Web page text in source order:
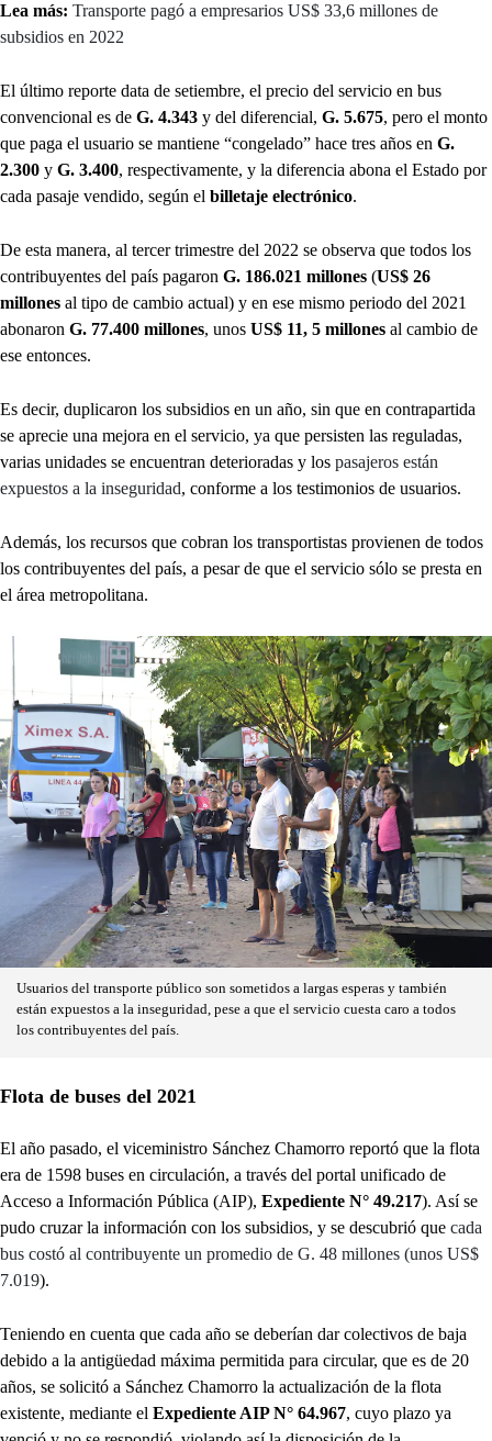
Lea más: Transporte pagó a empresarios US$ 33,6 millones de
subsidios en 2022
El último reporte data de setiembre, el precio del servicio en bus
convencional es de G. 4.343 y del diferencial, G. 5.675, pero el monto
que paga el usuario se mantiene “congelado” hace tres años en G.
2.300 y G. 3.400, respectivamente, y la diferencia abona el Estado por
cada pasaje vendido, según el billetaje electrónico.
De esta manera, al tercer trimestre del 2022 se observa que todos los
contribuyentes del país pagaron G. 186.021 millones (US$ 26
millones al tipo de cambio actual) y en ese mismo periodo del 2021
abonaron G. 77.400 millones, unos US$ 11, 5 millones al cambio de
ese entonces.
Es decir, duplicaron los subsidios en un año, sin que en contrapartida
se aprecie una mejora en el servicio, ya que persisten las reguladas,
varias unidades se encuentran deterioradas y los pasajeros están
expuestos a la inseguridad, conforme a los testimonios de usuarios.
Además, los recursos que cobran los transportistas provienen de todos
los contribuyentes del país, a pesar de que el servicio sólo se presta en
el área metropolitana.
Usuarios del transporte público son sometidos a largas esperas y también
están expuestos a la inseguridad, pese a que el servicio cuesta caro a todos
los contribuyentes del país.
Flota de buses del 2021
El año pasado, el viceministro Sánchez Chamorro reportó que la flota
era de 1598 buses en circulación, a través del portal unificado de
Acceso a Información Pública (AIP), Expediente N° 49.217). Así se
pudo cruzar la información con los subsidios, y se descubrió que cada
bus costó al contribuyente un promedio de G. 48 millones (unos US$
7.019).
Teniendo en cuenta que cada año se deberían dar colectivos de baja
debido a la antigüedad máxima permitida para circular, que es de 20
años, se solicitó a Sánchez Chamorro la actualización de la flota
existente, mediante el Expediente AIP N° 64.967, cuyo plazo ya